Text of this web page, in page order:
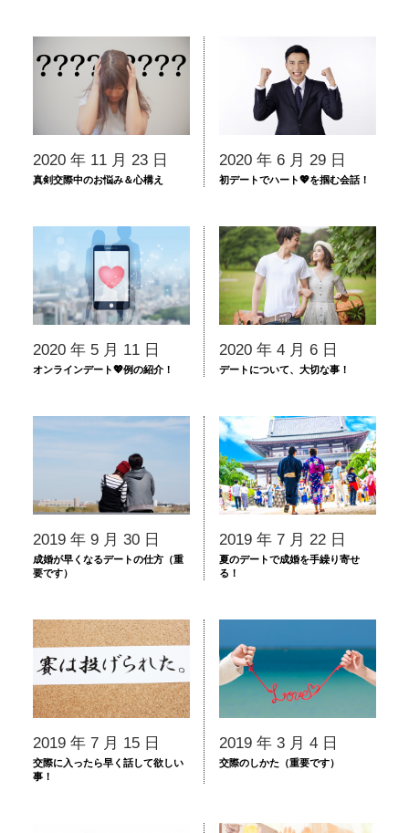
2020 年 11 月 23 日
真剣交際中のお悩み＆心構え
2020 年 6 月 29 日
初デートでハート💖を掴む会話！
2020 年 5 月 11 日
オンラインデート💖例の紹介！
2020 年 4 月 6 日
デートについて、大切な事！
2019 年 9 月 30 日
成婚が早くなるデートの仕方（重
要です）
2019 年 7 月 22 日
夏のデートで成婚を手繰り寄せ
る！
2019 年 7 月 15 日
交際に入ったら早く話して欲しい
事！
2019 年 3 月 4 日
交際のしかた（重要です）